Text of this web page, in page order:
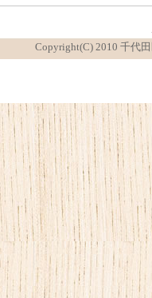
Copyright(C) 2010 千代